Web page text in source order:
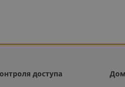
доступа